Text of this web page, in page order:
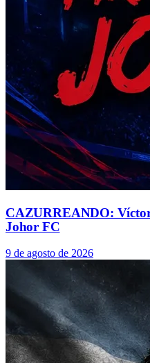
CAZURREANDO:
Johor FC
9 de agosto de 2026